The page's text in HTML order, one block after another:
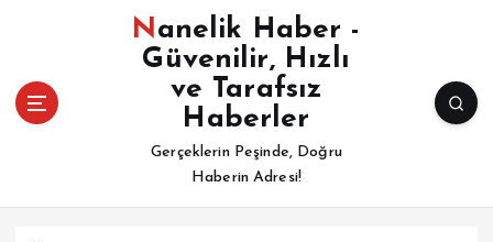
Nanelik Haber -
Güvenilir, Hızlı
ve Tarafsız
Haberler
Gerçeklerin Peşinde, Doğru
Haberin Adresi!